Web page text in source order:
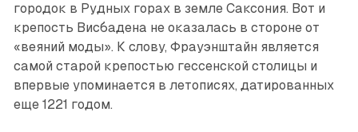
городок в Рудных горах в земле Саксония. Вот и
крепость Висбадена не оказалась в стороне от
«веяний моды». К слову, Фрауэнштайн является
самой старой крепостью гессенской столицы и
впервые упоминается в летописях, датированных
еще 1221 годом.